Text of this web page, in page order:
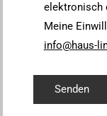
elektronisch
Meine
info@haus-